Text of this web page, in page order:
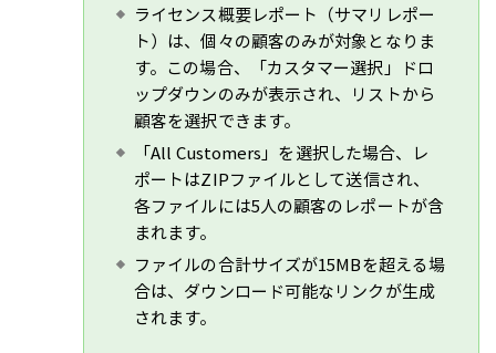
ライセンス概要レポート（サマリレポー
ト）は、個々の顧客のみが対象となりま
す。この場合、「カスタマー選択」ドロ
ップダウンのみが表示され、リストから
顧客を選択できます。
「All Customers」を選択した場合、レ
ポートはZIPファイルとして送信され、
各ファイルには5人の顧客のレポートが含
まれます。
ファイルの合計サイズが15MBを超える場
合は、ダウンロード可能なリンクが生成
されます。